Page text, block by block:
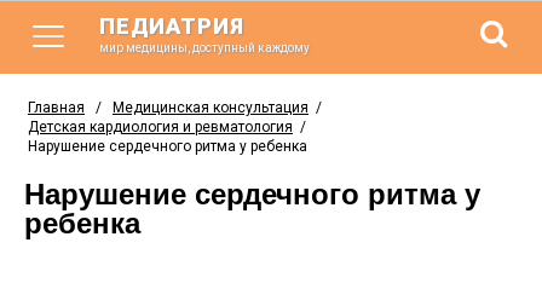
ПЕДИАТРИЯ
мир медицины, доступный каждому
Главная / Медицинская консультация /
Детская кардиология и ревматология /
Нарушение сердечного ритма у ребенка
Нарушение сердечного ритма у
ребенка